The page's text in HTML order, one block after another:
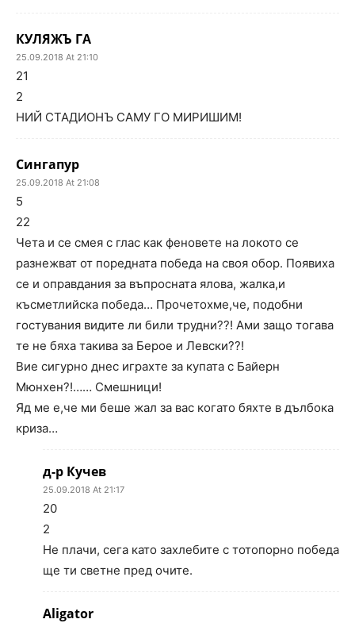
КУЛЯЖЪ ГА
25.09.2018 At 21:10
21
2
НИЙ СТАДИОНЪ САМУ ГО МИРИШИМ!
Сингапур
25.09.2018 At 21:08
5
22
Чета и се смея с глас как феновете на локото се
разнежват от поредната победа на своя обор. Появиха
се и оправдания за въпросната ялова, жалка,и
късметлийска победа… Прочетохме,че, подобни
гостувания видите ли били трудни??! Ами защо тогава
те не бяха такива за Берое и Левски??!
Вие сигурно днес играхте за купата с Байерн
Мюнхен?!…… Смешници!
Яд ме е,че ми беше жал за вас когато бяхте в дълбока
криза…
д-р Кучев
25.09.2018 At 21:17
20
2
Не плачи, сега като захлебите с тотопорно победа
ще ти светне пред очите.
Aligator